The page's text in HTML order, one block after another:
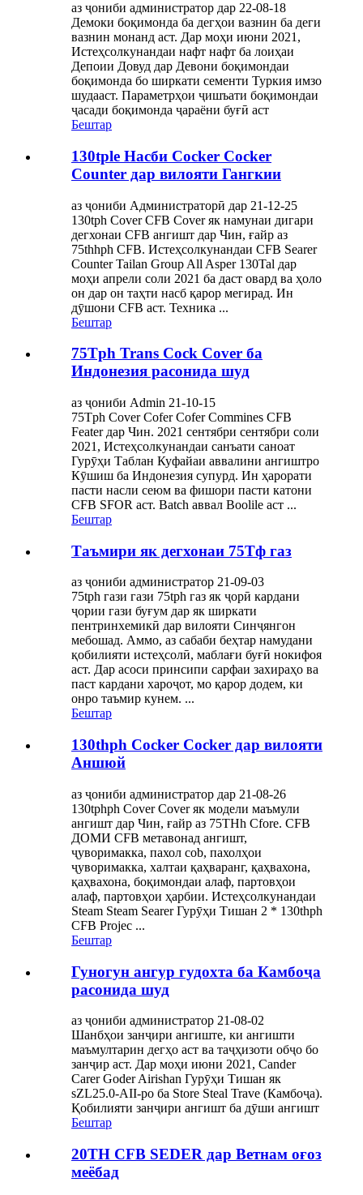
аз ҷониби администратор дар 22-08-18
Демоки боқимонда ба дегҳои вазнин ба деги
вазнин монанд аст. Дар моҳи июни 2021,
Истеҳсолкунандаи нафт нафт ба лоиҳаи
Депоии Довуд дар Девони боқимондаи
боқимонда бо ширкати сементи Туркия имзо
шудааст. Параметрҳои ҷишъати боқимондаи
ҷасади боқимонда ҷараёни буғӣ аст
Бештар
130tple Насби Cocker Cocker
Counter дар вилояти Гангкии
аз ҷониби Администраторӣ дар 21-12-25
130tph Cover CFB Cover як намунаи дигари
дегхонаи CFB ангишт дар Чин, ғайр аз
75thhph CFB. Истеҳсолкунандаи CFB Searer
Counter Tailan Group All Asper 130Tal дар
моҳи апрели соли 2021 ба даст овард ва ҳоло
он дар он таҳти насб қарор мегирад. Ин
дӯшони CFB аст. Техника ...
Бештар
75Tph Trans Cock Cover ба
Индонезия расонида шуд
аз ҷониби Admin 21-10-15
75Tph Cover Cofer Cofer Commines CFB
Feater дар Чин. 2021 сентябри сентябри соли
2021, Истеҳсолкунандаи санъати саноат
Гурӯҳи Таблан Куфайаи аввалини ангиштро
Кӯшиш ба Индонезия супурд. Ин ҳарорати
пасти насли сеюм ва фишори пасти катони
CFB SFOR аст. Batch аввал Boolile аст ...
Бештар
Таъмири як дегхонаи 75Tф газ
аз ҷониби администратор 21-09-03
75tph гази гази 75tph газ як ҷорӣ кардани
ҷории гази буғум дар як ширкати
пентринхемикӣ дар вилояти Синҷянгон
мебошад. Аммо, аз сабаби беҳтар намудани
қобилияти истеҳсолӣ, маблағи буғӣ нокифоя
аст. Дар асоси принсипи сарфаи захираҳо ва
паст кардани хароҷот, мо қарор додем, ки
онро таъмир кунем. ...
Бештар
130thph Cocker Cocker дар вилояти
Аншюй
аз ҷониби администратор дар 21-08-26
130tphph Cover Cover як модели маъмули
ангишт дар Чин, ғайр аз 75THh Cfore. CFB
ДОМИ CFB метавонад ангишт,
ҷуворимакка, пахол cob, пахолҳои
ҷуворимакка, халтаи қаҳваранг, қаҳвахона,
қаҳвахона, боқимондаи алаф, партовҳои
алаф, партовҳои ҳарбии. Истеҳсолкунандаи
Steam Steam Searer Гурӯҳи Тишан 2 * 130thph
CFB Projec ...
Бештар
Гуногун ангур гудохта ба Камбоҷа
расонида шуд
аз ҷониби администратор 21-08-02
Шанбҳои занҷири ангиште, ки ангишти
маъмултарин дегҳо аст ва таҷҳизоти обҷо бо
занҷир аст. Дар моҳи июни 2021, Cander
Carer Goder Airishan Гурӯҳи Тишан як
sZL25.0-AII-ро ба Store Steal Trave (Камбоҷа).
Қобилияти занҷири ангишт ба дӯши ангишт
Бештар
20TH CFB SEDER дар Ветнам оғоз
меёбад